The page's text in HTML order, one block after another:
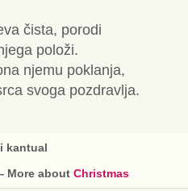
čista, porodi
položi.
njemu poklanja,
svoga pozdravlja.
kantual
More about Christmas